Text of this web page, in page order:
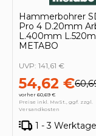
Hammerbohrer
Pro 4 D.20mm
L.400mm
METABO
54,62 €
vorher 60,69 €
UVP: 141,61 €
Preise inkl. MwSt., ggf. zzgl.
Versandkosten
1 - 3 Werktage